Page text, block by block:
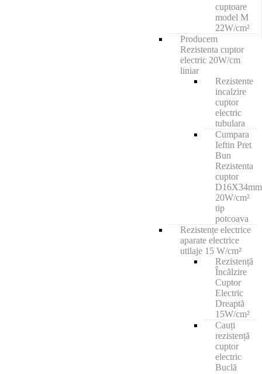
cuptoare
model M
22W/cm²
Producem
Rezistenta cuptor
electric 20W/cm
liniar
Rezistente
incalzire
cuptor
electric
tubulara
Cumpara
Ieftin Pret
Bun
Rezistenta
cuptor
D16X34mm
20W/cm²
tip
potcoava
Rezistențe electrice
aparate electrice
utilaje 15 W/cm²
Rezistență
Încălzire
Cuptor
Electric
Dreaptă
15W/cm²
Cauți
rezistență
cuptor
electric
Buclă